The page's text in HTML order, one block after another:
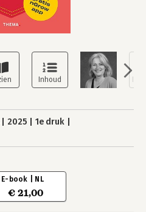
2025
1e druk
E-book | NL
€ 21,00